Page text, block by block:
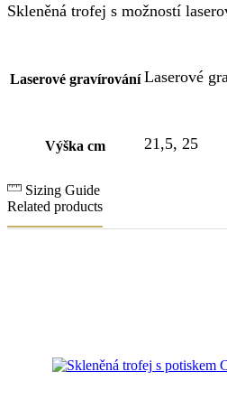
Skleněná trofej s možností
Laserové gravírování Laserové
Výška cm 21,5, 25
Sizing Guide
Related products